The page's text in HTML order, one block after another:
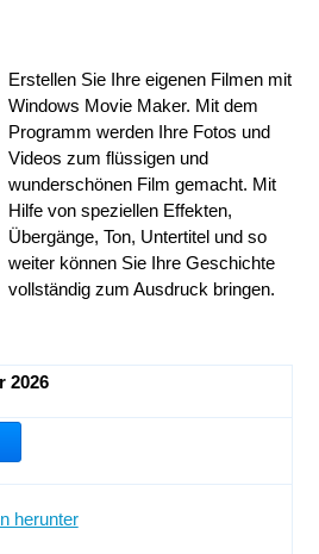
Erstellen Sie Ihre eigenen Filmen mit
Windows Movie Maker. Mit dem
Programm werden Ihre Fotos und
Videos zum flüssigen und
wunderschönen Film gemacht. Mit
Hilfe von speziellen Effekten,
Übergänge, Ton, Untertitel und so
weiter können Sie Ihre Geschichte
vollständig zum Ausdruck bringen.
2026
herunter